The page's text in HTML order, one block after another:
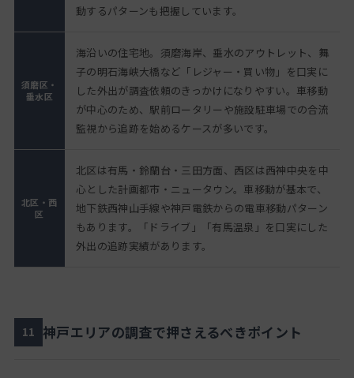
動するパターンも把握しています。
須磨区・
垂水区
海沿いの住宅地。須磨海岸、垂水のアウトレット、舞
子の明石海峡大橋など「レジャー・買い物」を口実に
した外出が調査依頼のきっかけになりやすい。車移動
が中心のため、駅前ロータリーや施設駐車場での合流
監視から追跡を始めるケースが多いです。
北区・西
区
北区は有馬・鈴蘭台・三田方面、西区は西神中央を中
心とした計画都市・ニュータウン。車移動が基本で、
地下鉄西神山手線や神戸電鉄からの電車移動パターン
もあります。「ドライブ」「有馬温泉」を口実にした
外出の追跡実績があります。
11 神戸エリアの調査で押さえるべきポイント